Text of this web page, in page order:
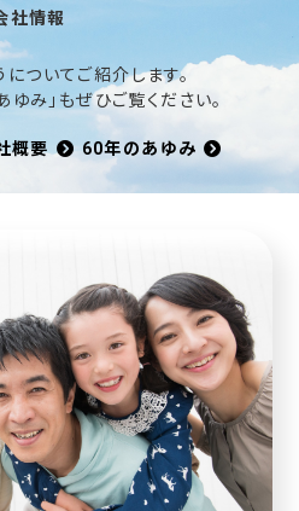
社情報
ついてご紹介します。
み」もぜひご覧ください。
概要 60年のあゆみ